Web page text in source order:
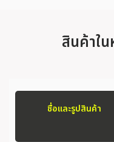
สินค้าใ
ชื่อและรูปสินค้า